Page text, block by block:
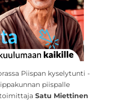
Piispan kyselytunti -
piispalle
Satu Miettinen